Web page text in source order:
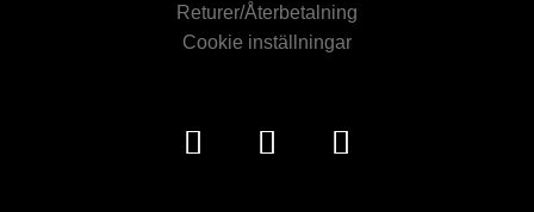
Returer/Återbetalning
Cookie inställningar